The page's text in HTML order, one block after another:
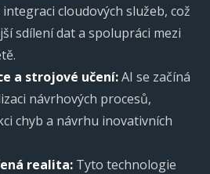
cloudových služeb, což
sdílení dat a spolupráci mezi
a strojové učení:AI se začíná
návrhových procesů,
chyb a návrhu inovativních
realita: Tyto technologie